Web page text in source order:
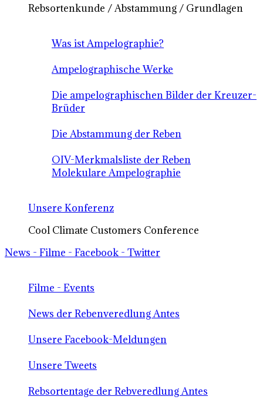
Rebsortenkunde / Abstammung / Grundlagen
Was ist Ampelographie?
Ampelographische Werke
Die ampelographischen Bilder der Kreuzer-
Brüder
Die Abstammung der Reben
OIV-Merkmalsliste der Reben
Molekulare Ampelographie
Unsere Konferenz
Cool Climate Customers Conference
News - Filme - Facebook - Twitter
Filme - Events
News der Rebenveredlung Antes
Unsere Facebook-Meldungen
Unsere Tweets
Rebsortentage der Rebveredlung Antes